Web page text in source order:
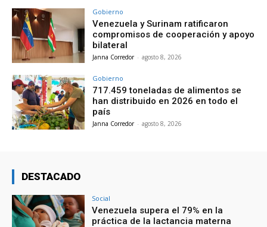
Gobierno
Venezuela y Surinam ratificaron
compromisos de cooperación y apoyo
bilateral
Janna Corredor - agosto 8, 2026
Gobierno
717.459 toneladas de alimentos se
han distribuido en 2026 en todo el
país
Janna Corredor - agosto 8, 2026
DESTACADO
Social
Venezuela supera el 79% en la
práctica de la lactancia materna